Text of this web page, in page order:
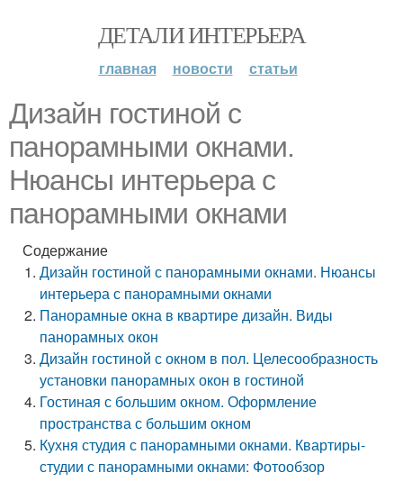
ДЕТАЛИ ИНТЕРЬЕРА
главная новости статьи
Дизайн гостиной с
панорамными окнами.
Нюансы интерьера с
панорамными окнами
Содержание
Дизайн гостиной с панорамными окнами. Нюансы
интерьера с панорамными окнами
Панорамные окна в квартире дизайн. Виды
панорамных окон
Дизайн гостиной с окном в пол. Целесообразность
установки панорамных окон в гостиной
Гостиная с большим окном. Оформление
пространства с большим окном
Кухня студия с панорамными окнами. Квартиры-
студии с панорамными окнами: Фотообзор